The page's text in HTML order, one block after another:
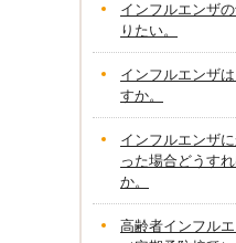
インフルエンザ
りたい。
インフルエンザ
すか。
インフルエンザ
った場合どうす
か。
高齢者インフル